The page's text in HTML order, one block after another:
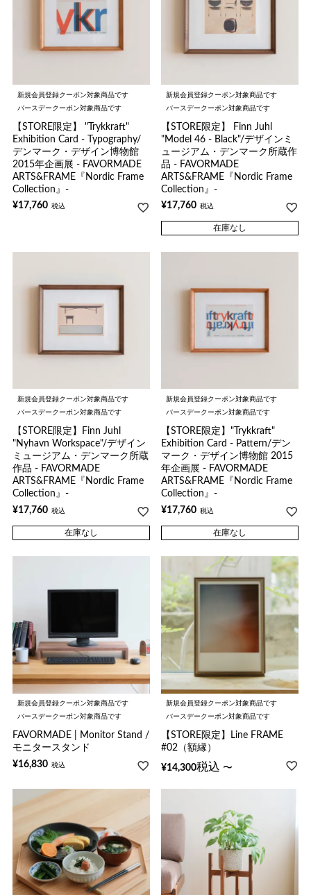
新規会員登録クーポン対象商品です
バースデークーポン対象商品です
【STORE限定】 "Trykkraft"
Exhibition Card - Typography/
デンマーク・デザイン博物館
2015年企画展 - FAVORMADE
ARTS&FRAME『Nordic Frame
Collection』-
¥17,760 税込
新規会員登録クーポン対象商品です
バースデークーポン対象商品です
【STORE限定】 Finn Juhl
"Model 46 - Black"/デザインミ
ュージアム・デンマーク所蔵作
品 - FAVORMADE
ARTS&FRAME『Nordic Frame
Collection』-
¥17,760 税込
在庫なし
新規会員登録クーポン対象商品です
バースデークーポン対象商品です
【STORE限定】Finn Juhl
"Nyhavn Workspace"/デザイン
ミュージアム・デンマーク所蔵
作品 - FAVORMADE
ARTS&FRAME『Nordic Frame
Collection』-
¥17,760 税込
在庫なし
新規会員登録クーポン対象商品です
バースデークーポン対象商品です
【STORE限定】"Trykkraft"
Exhibition Card - Pattern/デン
マーク・デザイン博物館 2015
年企画展 - FAVORMADE
ARTS&FRAME『Nordic Frame
Collection』-
¥17,760 税込
在庫なし
新規会員登録クーポン対象商品です
バースデークーポン対象商品です
FAVORMADE | Monitor Stand /
モニタースタンド
¥16,830 税込
新規会員登録クーポン対象商品です
バースデークーポン対象商品です
【STORE限定】Line FRAME
#02（額縁）
¥14,300税込 〜